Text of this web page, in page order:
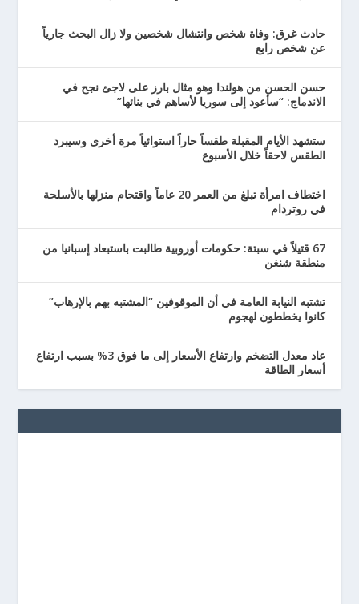
حادث غرق: وفاة شخص وانتشال شخصين ولا زال البحث جارياً
عن شخص رابع
حسن الحسن من هولندا وهو مثال بارز على لاجئ نجح في
الاندماج: “سأعود إلى سوريا لأساهم في بنائها”
ستشهد الأيام المقبلة طقساً حاراً استوائياً مرة أخرى وسيبرد
الطقس لاحقاً خلال الأسبوع
اختطاف امرأة تبلغ من العمر 20 عاماً واقتحام منزلها بالأسلحة
في روتردام
67 قتيلاً في سبتة: حكومات أوروبية طالبت باستبعاد إسبانيا من
منطقة شنغن
تشتبه النيابة العامة في أن الموقوفين “المشتبه بهم بالإرهاب”
كانوا يخططون لهجوم
عاد معدل التضخم وارتفاع الأسعار إلى ما فوق 3% بسبب ارتفاع
أسعار الطاقة